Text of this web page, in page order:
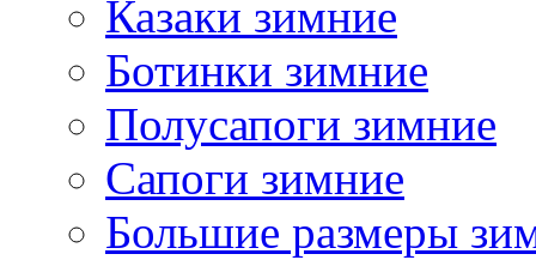
Казаки зимние
Ботинки зимние
Полусапоги зимние
Сапоги зимние
Большие размеры